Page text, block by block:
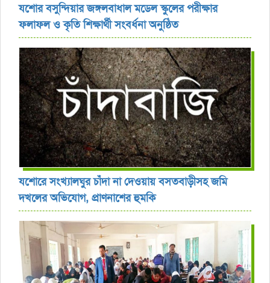
যশোর বসুন্দিয়ার জঙ্গলবাধাল মডেল স্কুলের পরীক্ষার
ফলাফল ও কৃতি শিক্ষার্থী সংবর্ধনা অনুষ্ঠিত
যশোরে সংখ্যালঘুর চাঁদা না দেওয়ায় বসতবাড়ীসহ জমি
দখলের অভিযোগ, প্রাণনাশের হুমকি